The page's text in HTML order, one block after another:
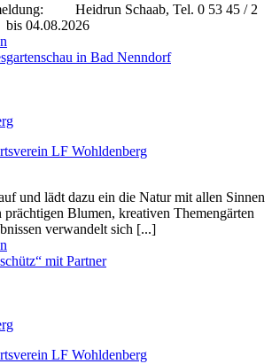
Heidrun Schaab, Tel. 0 53 45 / 2
in Bad Nenndorf
LF Wohldenberg
und lädt dazu ein die Natur mit allen Sinnen
Blumen, kreativen Themengärten
verwandelt sich [...]
mit Partner
LF Wohldenberg